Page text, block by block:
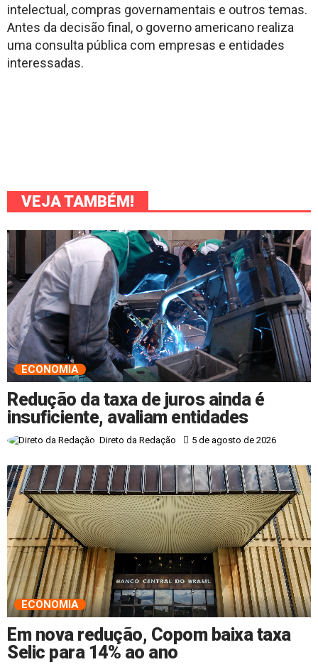
intelectual, compras governamentais e outros temas.
Antes da decisão final, o governo americano realiza
uma consulta pública com empresas e entidades
interessadas.
VEJA TAMBÉM!
ECONOMIA
Redução da taxa de juros ainda é
insuficiente, avaliam entidades
Direto da Redação 5 de agosto de 2026
ECONOMIA
Em nova redução, Copom baixa taxa
Selic para 14% ao ano